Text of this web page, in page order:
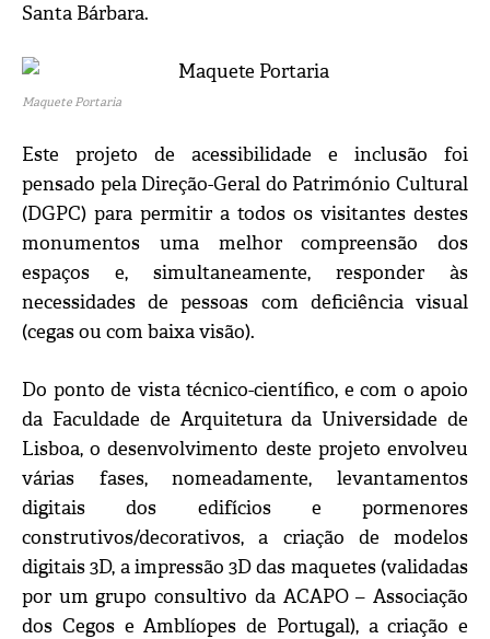
Santa Bárbara.
Maquete Portaria
Este projeto de acessibilidade e inclusão foi
pensado pela Direção-Geral do Património Cultural
(DGPC) para permitir a todos os visitantes destes
monumentos uma melhor compreensão dos
espaços e, simultaneamente, responder às
necessidades de pessoas com deficiência visual
(cegas ou com baixa visão).
Do ponto de vista técnico-científico, e com o apoio
da Faculdade de Arquitetura da Universidade de
Lisboa, o desenvolvimento deste projeto envolveu
várias fases, nomeadamente, levantamentos
digitais dos edifícios e pormenores
construtivos/decorativos, a criação de modelos
digitais 3D, a impressão 3D das maquetes (validadas
por um grupo consultivo da ACAPO – Associação
dos Cegos e Amblíopes de Portugal), a criação e